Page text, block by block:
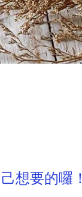
想要的囉！